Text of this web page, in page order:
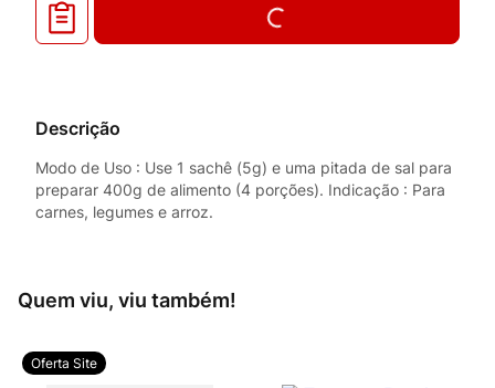
Descrição
Modo de Uso : Use 1 sachê (5g) e uma pitada de sal para
preparar 400g de alimento (4 porções). Indicação : Para
carnes, legumes e arroz.
Quem viu, viu também!
Oferta Site